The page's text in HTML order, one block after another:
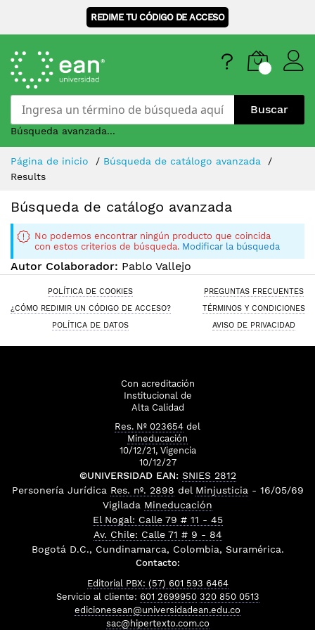
REDIME TU CÓDIGO DE ACCESO
Buscar
Búsqueda avanzada...
Skip
Content
Página de inicio
Búsqueda de catálogo avanzada
Results
Búsqueda de catálogo avanzada
No podemos encontrar ningún producto que coincida
con estos criterios de búsqueda. Modificar la búsqueda
Autor Colaborador: Pablo Vallejo
POLÍTICA DE COOKIES
PREGUNTAS FRECUENTES
¿CÓMO REDIMIR UN CÓDIGO DE ACCESO?
TÉRMINOS Y CONDICIONES
POLÍTICA DE DATOS
AVISO DE PRIVACIDAD
Con acreditación
Institucional de
Alta Calidad
Res. Nº 023654 del
Mineducación
10/12/21, Vigencia
10/12/27
©UNIVERSIDAD EAN: SNIES 2812
Personería Jurídica Res. nº. 2898 del Minjusticia - 16/05/69
Vigilada Mineducación
El Nogal: Calle 79 # 11 - 45
Av. Chile: Calle 71 # 9 - 84
Bogotá D.C., Cundinamarca, Colombia, Suramérica.
Contacto:
Editorial PBX: (57) 601 593 6464
Servicio al cliente: 601 2699950 320 850 0513
edicionesean@universidadean.edu.co
sac@hipertexto.com.co